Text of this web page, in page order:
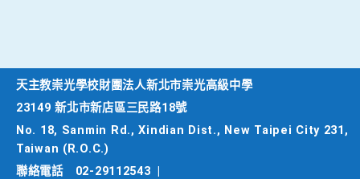
天主教崇光學校財團法人新北市崇光高級中學
23149 新北市新店區三民路18號
No. 18, Sanmin Rd., Xindian Dist., New Taipei City 231,
Taiwan (R.O.C.)
聯絡電話
02-29112543